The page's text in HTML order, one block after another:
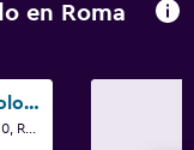
en Roma
Hotel Cristoforo Colombo